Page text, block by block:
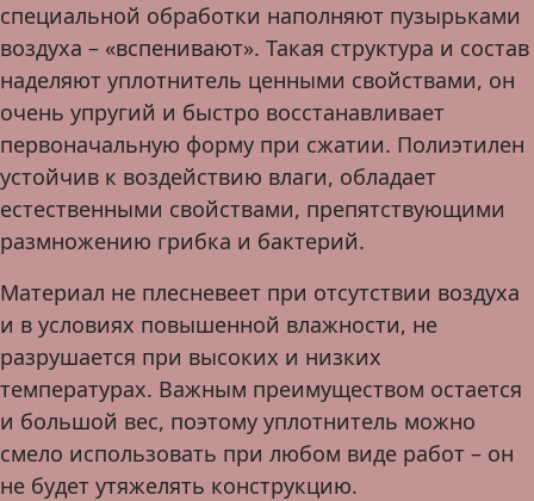
специальной обработки наполняют пузырьками
воздуха – «вспенивают». Такая структура и состав
наделяют уплотнитель ценными свойствами, он
очень упругий и быстро восстанавливает
первоначальную форму при сжатии. Полиэтилен
устойчив к воздействию влаги, обладает
естественными свойствами, препятствующими
размножению грибка и бактерий.
Материал не плесневеет при отсутствии воздуха
и в условиях повышенной влажности, не
разрушается при высоких и низких
температурах. Важным преимуществом остается
и большой вес, поэтому уплотнитель можно
смело использовать при любом виде работ – он
не будет утяжелять конструкцию.